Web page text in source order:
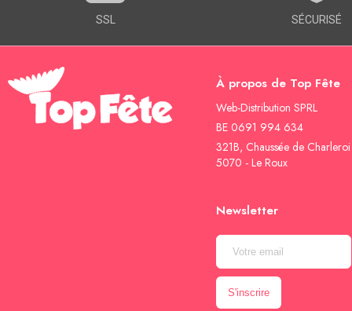
SSL SÉCURISÉ
À propos de Top Fête
Web-Distribution SPRL
BE 0691 994 634
321B, Chaussée de Charleroi
5070 - Le Roux
Newsletter